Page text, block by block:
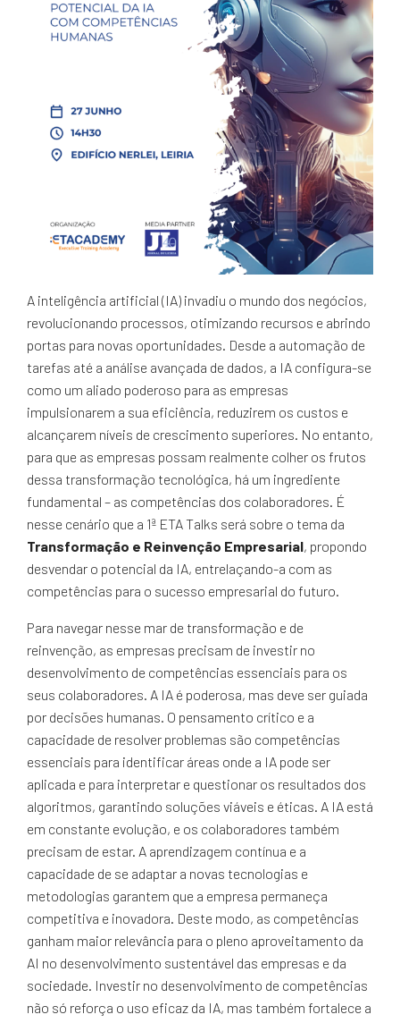
A inteligência artificial (IA) invadiu o mundo dos negócios,
revolucionando processos, otimizando recursos e abrindo
portas para novas oportunidades. Desde a automação de
tarefas até a análise avançada de dados, a IA configura-se
como um aliado poderoso para as empresas
impulsionarem a sua eficiência, reduzirem os custos e
alcançarem níveis de crescimento superiores. No entanto,
para que as empresas possam realmente colher os frutos
dessa transformação tecnológica, há um ingrediente
fundamental – as competências dos colaboradores. É
nesse cenário que a 1ª ETA Talks será sobre o tema da
Transformação e Reinvenção Empresarial, propondo
desvendar o potencial da IA, entrelaçando-a com as
competências para o sucesso empresarial do futuro.
Para navegar nesse mar de transformação e de
reinvenção, as empresas precisam de investir no
desenvolvimento de competências essenciais para os
seus colaboradores. A IA é poderosa, mas deve ser guiada
por decisões humanas. O pensamento crítico e a
capacidade de resolver problemas são competências
essenciais para identificar áreas onde a IA pode ser
aplicada e para interpretar e questionar os resultados dos
algoritmos, garantindo soluções viáveis e éticas. A IA está
em constante evolução, e os colaboradores também
precisam de estar. A aprendizagem contínua e a
capacidade de se adaptar a novas tecnologias e
metodologias garantem que a empresa permaneça
competitiva e inovadora. Deste modo, as competências
ganham maior relevância para o pleno aproveitamento da
AI no desenvolvimento sustentável das empresas e da
sociedade. Investir no desenvolvimento de competências
não só reforça o uso eficaz da IA, mas também fortalece a